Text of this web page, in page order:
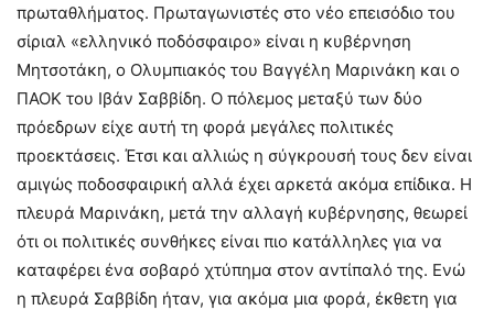
πρωταθλήματος. Πρωταγωνιστές στο νέο επεισόδιο του
σίριαλ «ελληνικό ποδόσφαιρο» είναι η κυβέρνηση
Μητσοτάκη, o Ολυμπιακός του Βαγγέλη Μαρινάκη και ο
ΠΑΟΚ του Ιβάν Σαββίδη. Ο πόλεμος μεταξύ των δύο
πρόεδρων είχε αυτή τη φορά μεγάλες πολιτικές
προεκτάσεις. Έτσι και αλλιώς η σύγκρουσή τους δεν είναι
αμιγώς ποδοσφαιρική αλλά έχει αρκετά ακόμα επίδικα. Η
πλευρά Μαρινάκη, μετά την αλλαγή κυβέρνησης, θεωρεί
ότι οι πολιτικές συνθήκες είναι πιο κατάλληλες για να
καταφέρει ένα σοβαρό χτύπημα στον αντίπαλό της. Ενώ
η πλευρά Σαββίδη ήταν, για ακόμα μια φορά, έκθετη για